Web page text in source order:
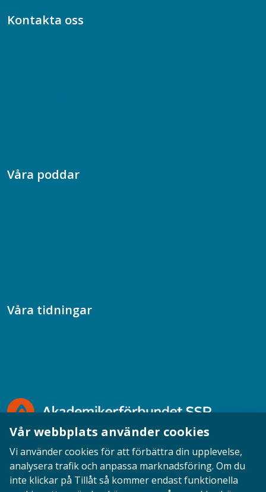
Kontakta oss
Våra poddar
Våra tidningar
Vår webbplats använder cookies
Vi använder cookies för att förbättra din upplevelse,
analysera trafik och anpassa marknadsföring. Om du
inte klickar på Tillåt så kommer endast funktionella